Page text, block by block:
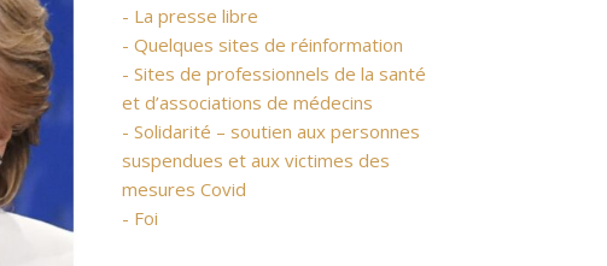
- La presse libre
- Quelques sites de réinformation
- Sites de professionnels de la santé
et d’associations de médecins
- Solidarité – soutien aux personnes
suspendues et aux victimes des
mesures Covid
- Foi